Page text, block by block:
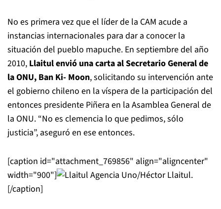
No es primera vez que el líder de la CAM acude a
instancias internacionales para dar a conocer la
situación del pueblo mapuche. En septiembre del año
2010, Llaitul envió una carta al Secretario General de
la ONU, Ban Ki- Moon, solicitando su intervención ante
el gobierno chileno en la víspera de la participación del
entonces presidente Piñera en la Asamblea General de
la ONU. “No es clemencia lo que pedimos, sólo
justicia”, aseguró en ese entonces.
[caption id="attachment_769856" align="aligncenter"
width="900"]
Agencia Uno/Héctor Llaitul.
[/caption]